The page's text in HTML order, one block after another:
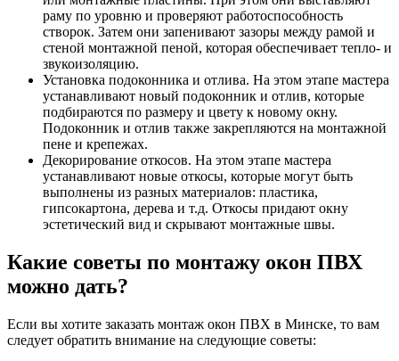
раму по уровню и проверяют работоспособность
створок. Затем они запенивают зазоры между рамой и
стеной монтажной пеной, которая обеспечивает тепло- и
звукоизоляцию.
Установка подоконника и отлива. На этом этапе мастера
устанавливают новый подоконник и отлив, которые
подбираются по размеру и цвету к новому окну.
Подоконник и отлив также закрепляются на монтажной
пене и крепежах.
Декорирование откосов. На этом этапе мастера
устанавливают новые откосы, которые могут быть
выполнены из разных материалов: пластика,
гипсокартона, дерева и т.д. Откосы придают окну
эстетический вид и скрывают монтажные швы.
Какие советы по монтажу окон ПВХ
можно дать?
Если вы хотите заказать монтаж окон ПВХ в Минске, то вам
следует обратить внимание на следующие советы: